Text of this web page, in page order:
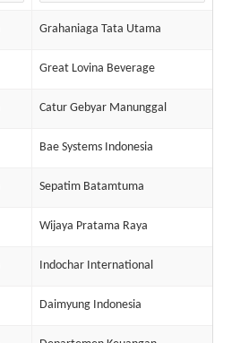
Grahaniaga Tata Utama
Great Lovina Beverage
Catur Gebyar Manunggal
Bae Systems Indonesia
Sepatim Batamtuma
Wijaya Pratama Raya
Indochar International
Daimyung Indonesia